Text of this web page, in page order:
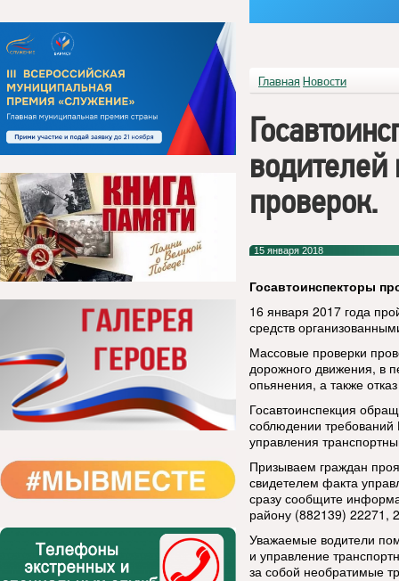
Главная Новости
проверок.
15 января 2018
Госавтоинспекторы
16 января 2017 года
средств
Массовые проверки
дорожного движения, в
опьянения, а также
Госавтоинспекция
соблюдении
управления
Призываем граждан
свидетелем факта
сразу сообщите
району (882139) 22271,
Уважаемые водители
и управление
за собой необратимые